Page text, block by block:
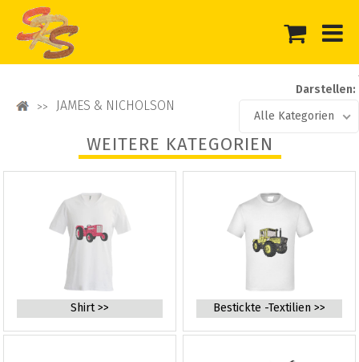
JAMES & NICHOLSON
Darstellen:
Alle Kategorien
WEITERE KATEGORIEN
Shirt >> Bestickte -Textilien >>